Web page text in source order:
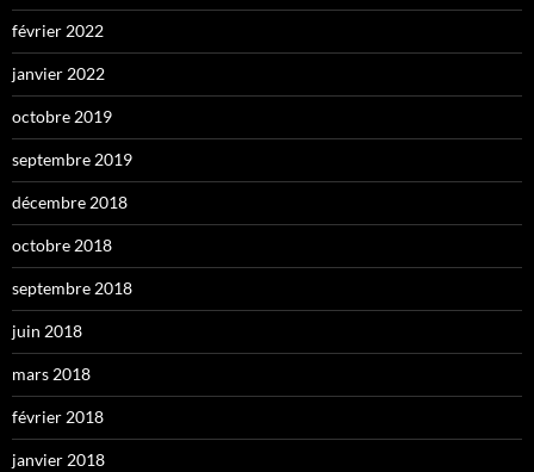
février 2022
janvier 2022
octobre 2019
septembre 2019
décembre 2018
octobre 2018
septembre 2018
juin 2018
mars 2018
février 2018
janvier 2018